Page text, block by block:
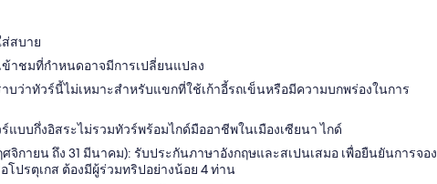
สบาย
าชมที่กำหนดอาจมีการเปลี่ยนแปลง
าบว่าทัวร์นี้ไม่เหมาะสำหรับแขกที่ใช้เก้าอี้รถเข็นหรือมีความบกพร่องในการ
แบบกึ่งอิสระไม่รวมทัวร์พร้อมไกด์มืออาชีพในเมืองเซียนา ไกด์
จิกายน ถึง 31 มีนาคม): รับประกันภาษาอังกฤษและสเปนเสมอ เพื่อยืนยันการจอง
โปรตุเกส ต้องมีผู้ร่วมทริปอย่างน้อย 4 ท่าน